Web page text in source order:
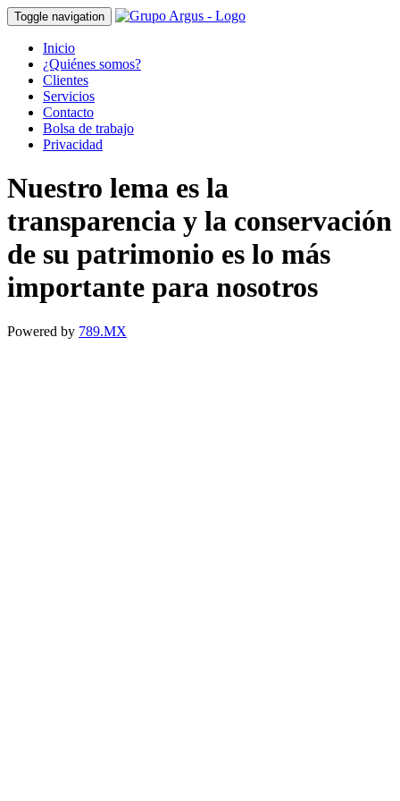
Toggle navigation
Inicio
¿Quiénes somos?
Clientes
Servicios
Contacto
Bolsa de trabajo
Privacidad
Nuestro lema es la
transparencia y la conservación
de su patrimonio es lo más
importante para nosotros
Powered by 789.MX